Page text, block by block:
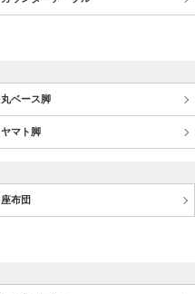
丸ベース脚
ヤマト脚
座布団